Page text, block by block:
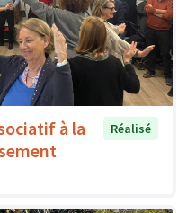
à la
Réalisé